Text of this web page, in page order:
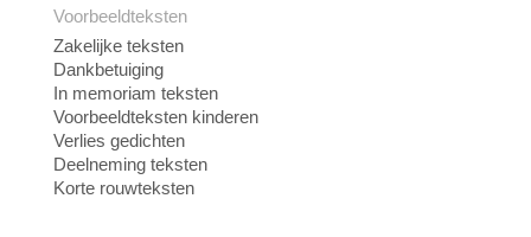
Voorbeeldteksten
Zakelijke teksten
Dankbetuiging
In memoriam teksten
Voorbeeldteksten kinderen
Verlies gedichten
Deelneming teksten
Korte rouwteksten